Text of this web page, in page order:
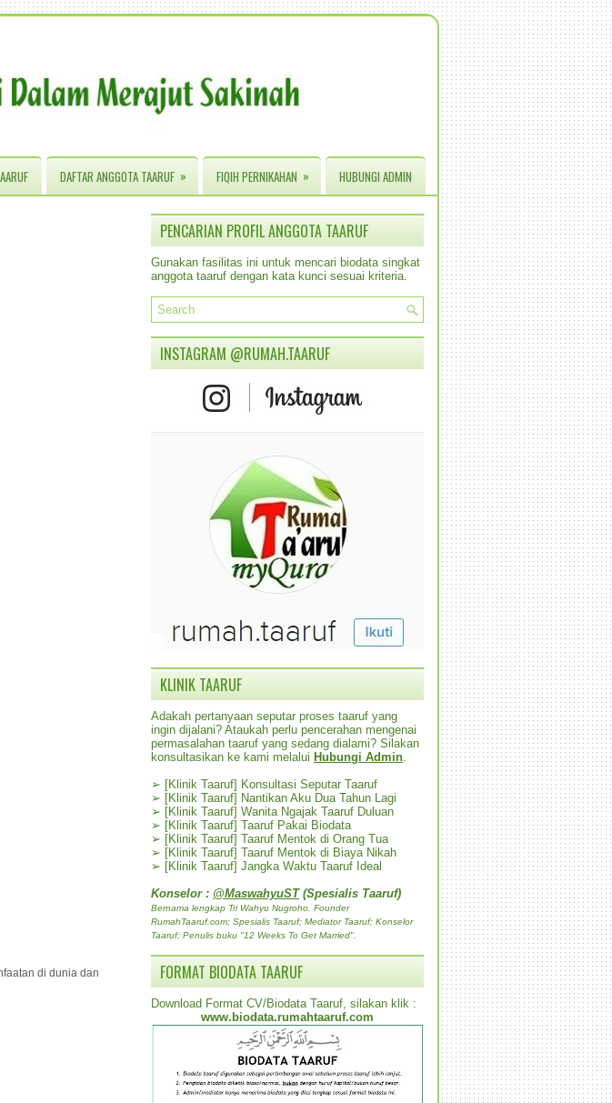
DAFTAR ANGGOTA TAARUF » FIQIH PERNIKAHAN » HUBUNGI ADMIN
di dunia dan
PENCARIAN PROFIL ANGGOTA TAARUF
Gunakan fasilitas ini untuk mencari biodata singkat
anggota taaruf dengan kata kunci sesuai kriteria.
INSTAGRAM @RUMAH.TAARUF
KLINIK TAARUF
Adakah pertanyaan seputar proses taaruf yang
ingin dijalani? Ataukah perlu pencerahan mengenai
permasalahan taaruf yang sedang dialami? Silakan
konsultasikan ke kami melalui Hubungi Admin
➢ [Klinik Taaruf] Konsultasi Seputar Taaruf
➢ [Klinik Taaruf] Nantikan Aku Dua Tahun Lagi
➢ [Klinik Taaruf] Wanita Ngajak Taaruf Duluan
➢ [Klinik Taaruf] Taaruf Pakai Biodata
➢ [Klinik Taaruf] Taaruf Mentok di Orang Tua
➢ [Klinik Taaruf] Taaruf Mentok di Biaya Nikah
➢ [Klinik Taaruf] Jangka Waktu Taaruf Ideal
Konselor : @MaswahyuST(Spesialis Taaruf)
Bernama lengkap Tri Wahyu Nugroho. Founder
RumahTaaruf.com; Spesialis Taaruf; Mediator Taaruf; Konselor
Taaruf; Penulis buku "12 Weeks To Get Married".
FORMAT BIODATA TAARUF
Download Format CV/Biodata Taaruf, silakan klik :
www.biodata.rumahtaaruf.com